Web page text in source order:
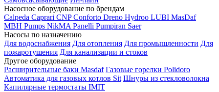
Насосное оборудование по брендам
Calpeda Caprari CNP Conforto Dreno Hydroo LUBI MasDaf
MBH Pumps NikMA Panelli Pumpiran Saer
Насосы по назначению
Для водоснабжения Для отопления Для промышленности Для
пожаротушения Для канализации и стоков
Другое оборудование
Расширительные баки Masdaf Газовые горелки Polidoro
Автоматика для газовых котлов Sit Шнуры из стекловолокна
Капилярные термостаты IMIT